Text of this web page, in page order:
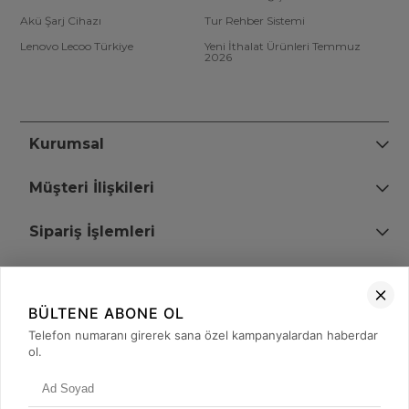
Akü Şarj Cihazı
Tur Rehber Sistemi
Lenovo Lecoo Türkiye
Yeni İthalat Ürünleri Temmuz
2026
Kurumsal
Müşteri İlişkileri
Sipariş İşlemleri
+90 (850) 473 08 08
BÜLTENE ABONE OL
Telefon numaranı girerek sana özel kampanyalardan haberdar
ol.